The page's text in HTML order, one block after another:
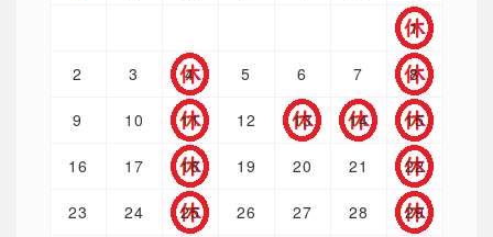
1
2 3 4 5 6 7 8
9 10 11 12 13 14 15
16 17 18 19 20 21 22
23 24 25 26 27 28 29